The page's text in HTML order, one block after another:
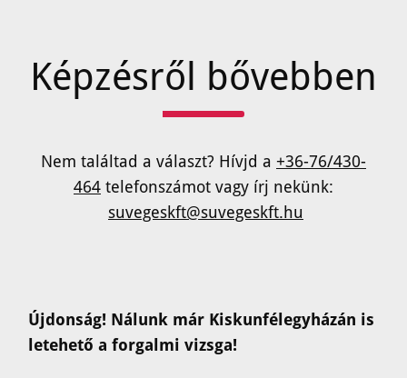
Képzésről bővebben
Nem találtad a választ? Hívjd a +36-76/430-
464 telefonszámot vagy írj nekünk:
suvegeskft@suvegeskft.hu
Újdonság! Nálunk már Kiskunfélegyházán is
letehető a forgalmi vizsga!